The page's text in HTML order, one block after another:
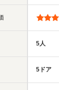
5人
5ドア